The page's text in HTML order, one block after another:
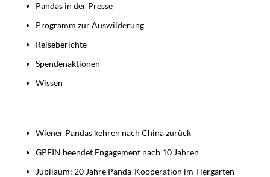
Pandas in der Presse
Programm zur Auswilderung
Reiseberichte
Spendenaktionen
Wissen
Wiener Pandas kehren nach China zurück
GPFIN beendet Engagement nach 10 Jahren
Jubiläum: 20 Jahre Panda-Kooperation im Tiergarten